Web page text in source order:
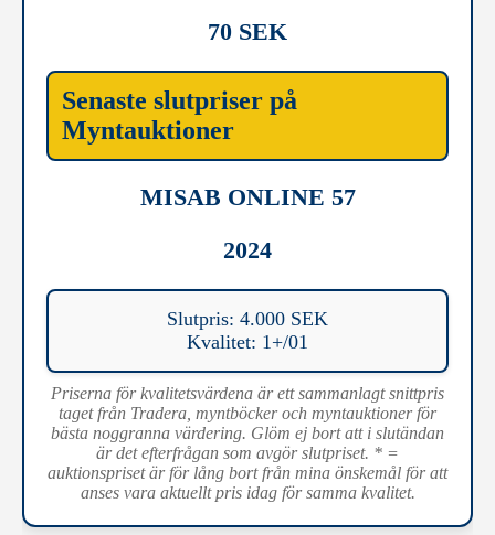
70 SEK
Senaste slutpriser på
Myntauktioner
MISAB ONLINE 57
2024
Slutpris: 4.000 SEK
Kvalitet: 1+/01
Priserna för kvalitetsvärdena är ett sammanlagt snittpris
taget från Tradera, myntböcker och myntauktioner för
bästa noggranna värdering. Glöm ej bort att i slutändan
är det efterfrågan som avgör slutpriset. * =
auktionspriset är för lång bort från mina önskemål för att
anses vara aktuellt pris idag för samma kvalitet.